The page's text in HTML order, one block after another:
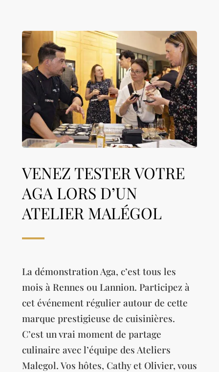
VENEZ TESTER VOTRE
AGA LORS D’UN
ATELIER MALÉGOL
La démonstration Aga, c’est tous les
mois à Rennes ou Lannion. Participez à
cet événement régulier autour de cette
marque prestigieuse de cuisinières.
C’est un vrai moment de partage
culinaire avec l’équipe des Ateliers
Malegol. Vos hôtes, Cathy et Olivier, vous